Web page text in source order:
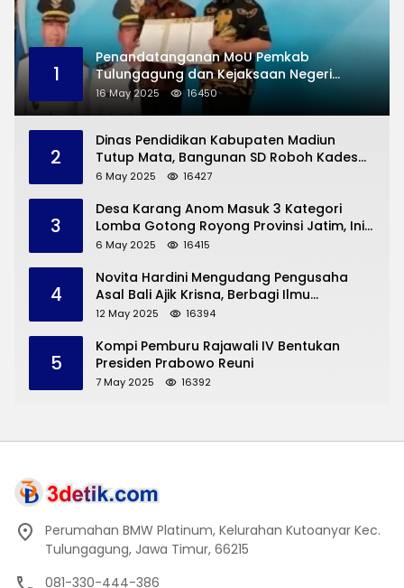
1
Penandatanganan MoU Pemkab
Tulungagung dan Kejaksaan Negeri
Permasalahan Hukum
16 May 2025 16450
2
Dinas Pendidikan Kabupaten Madiun
Tutup Mata, Bangunan SD Roboh Kades
Dermorejo Bangun Pakai Dana Pribadi
6 May 2025 16427
3
Desa Karang Anom Masuk 3 Kategori
Lomba Gotong Royong Provinsi Jatim, Ini
yang Disampaikan Sekda Trenggalek
6 May 2025 16415
4
Novita Hardini Mengudang Pengusaha
Asal Bali Ajik Krisna, Berbagi Ilmu
Pengembangan Pariwisata dan UMKM
12 May 2025 16394
5
Kompi Pemburu Rajawali IV Bentukan
Presiden Prabowo Reuni
7 May 2025 16392
Perumahan BMW Platinum, Kelurahan Kutoanyar Kec.
Tulungagung, Jawa Timur, 66215
081-330-444-386